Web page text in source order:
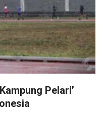
Pelari’